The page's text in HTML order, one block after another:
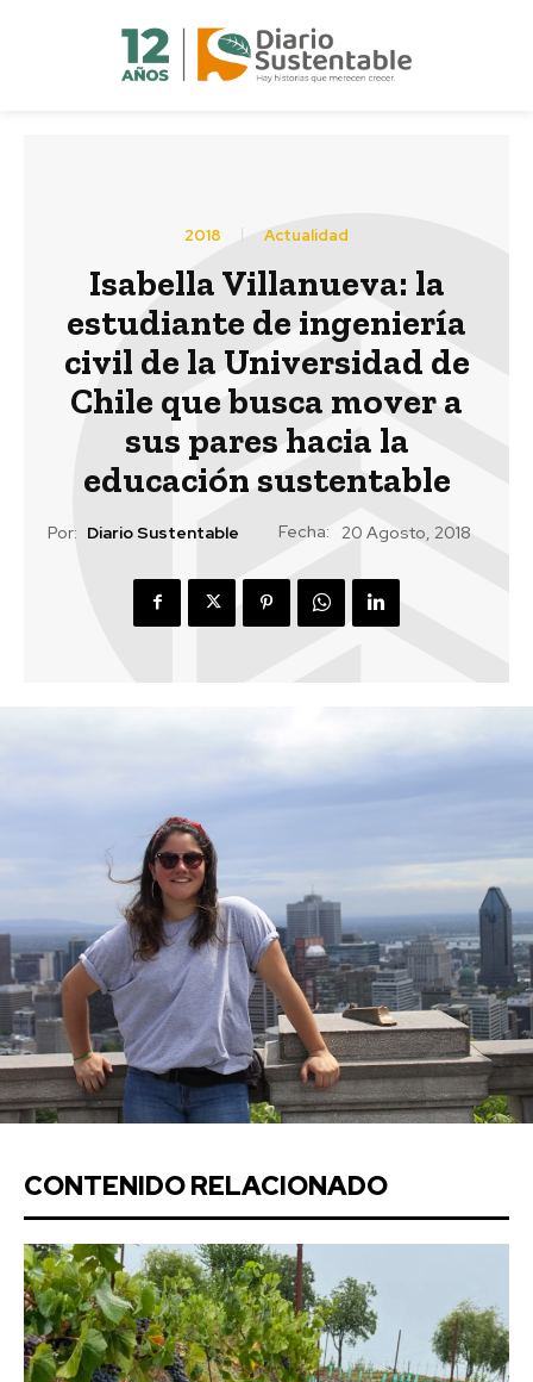
2018 Actualidad
Isabella Villanueva: la
estudiante de ingeniería
civil de la Universidad de
Chile que busca mover a
sus pares hacia la
educación sustentable
Por: Diario Sustentable Fecha: 20 Agosto, 2018
CONTENIDO RELACIONADO